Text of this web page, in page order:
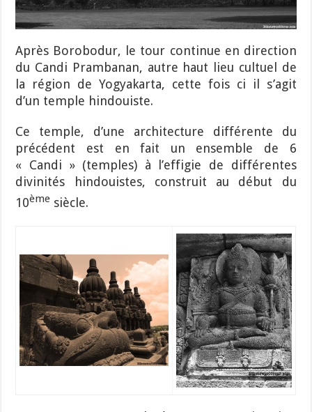
Après Borobodur, le tour continue en direction
du Candi Prambanan, autre haut lieu cultuel de
la région de Yogyakarta, cette fois ci il s’agit
d’un temple hindouiste.
Ce temple, d’une architecture différente du
précédent est en fait un ensemble de 6
« Candi » (temples) à l’effigie de différentes
divinités hindouistes, construit au début du
10ème siècle.